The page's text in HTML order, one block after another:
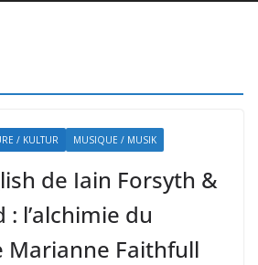
/ KULTUR MUSIQUE / MUSIK
de Iain Forsyth &
: l’alchimie du
Marianne Faithfull